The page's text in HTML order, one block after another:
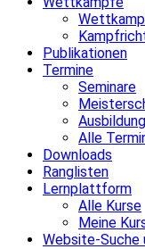
Publikationen
Termine
Seminare
Alle
Downloads
Ranglisten
Lernplattform
Alle Kurse
Meine
Website-Suche